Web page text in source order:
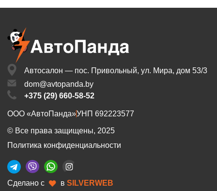
Автосалон — пос. Привольный, ул. Мира, дом 53/3
dom@avtopanda.by
+375 (29) 660-58-52
ООО «АвтоПанда»УНП 692223577
© Все права защищены, 2025
Политика конфиденциальности
Сделано с в SILVERWEB